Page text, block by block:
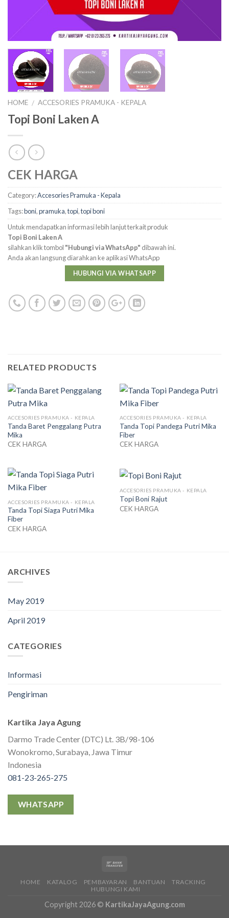
HOME / ACCESORIES PRAMUKA - KEPALA
Topi Boni Laken A
CEK HARGA
Category:Accesories Pramuka - Kepala
Tags:boni,pramuka,topi,topi boni
Untuk mendapatkan informasi lebih lanjut terkait produk
Topi Boni Laken A
silahkan klik tombol "Hubungi via WhatsApp" dibawah ini.
Anda akan langsung diarahkan ke aplikasi WhatsApp
HUBUNGI VIA WHATSAPP
RELATED PRODUCTS
ACCESORIES PRAMUKA - KEPALA
Tanda Baret Penggalang Putra
Mika
CEK HARGA
ACCESORIES PRAMUKA - KEPALA
Tanda Topi Pandega Putri Mika
Fiber
CEK HARGA
ACCESORIES PRAMUKA - KEPALA
Tanda Topi Siaga Putri Mika
Fiber
CEK HARGA
ACCESORIES PRAMUKA - KEPALA
Topi Boni Rajut
CEK HARGA
ARCHIVES
May 2019
April 2019
CATEGORIES
Informasi
Pengiriman
Kartika Jaya Agung
Darmo Trade Center (DTC) Lt. 3B/98-106
Wonokromo, Surabaya, Jawa Timur
Indonesia
081-23-265-275
WHATSAPP
HOME KATALOG PEMBAYARAN BANTUAN
TRACKING
HUBUNGI KAMI
Copyright 2026 © KartikaJayaAgung.com